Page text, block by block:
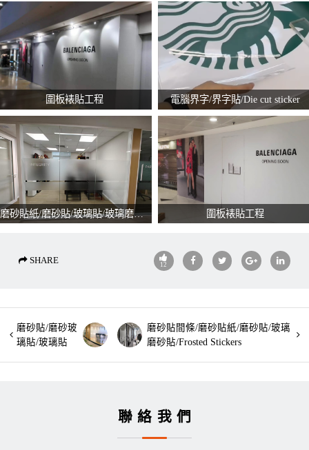
圍板裱貼工程 電腦界字/界字貼/Die cut sticker
磨砂貼紙/磨砂貼/玻璃貼/玻璃磨砂貼/Frosted Stickers 圍板裱貼工程
SHARE 12
磨砂貼/磨砂玻
璃貼/玻璃貼
磨砂貼間條/磨砂貼紙/磨砂貼/玻璃
磨砂貼/Frosted Stickers
聯絡我們